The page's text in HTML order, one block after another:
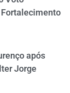
Fortalecimento
após
Jorge